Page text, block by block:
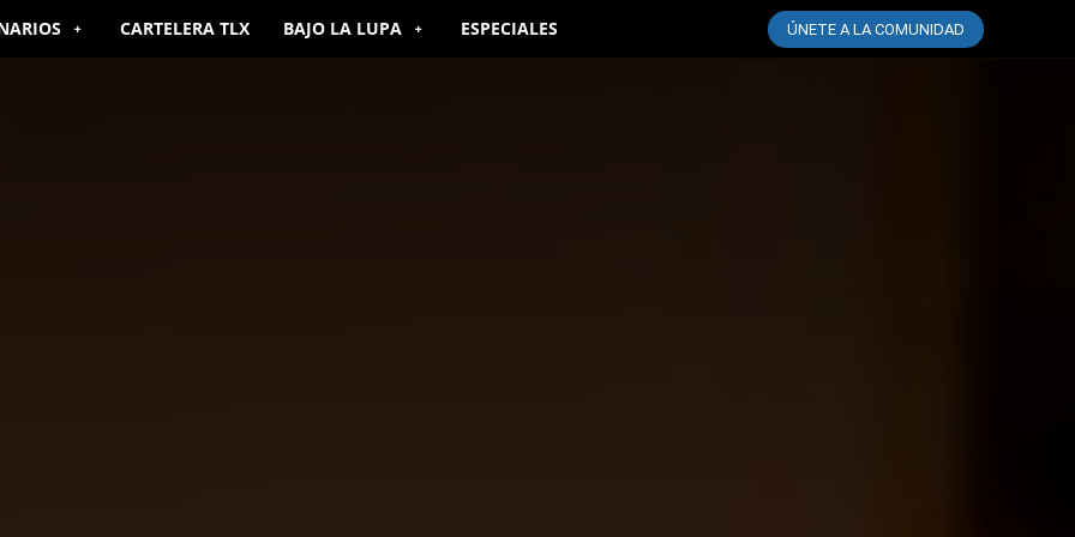
CARTELERA TLX BAJO LA LUPA ESPECIALES ÚNETE A LA COMUNIDAD